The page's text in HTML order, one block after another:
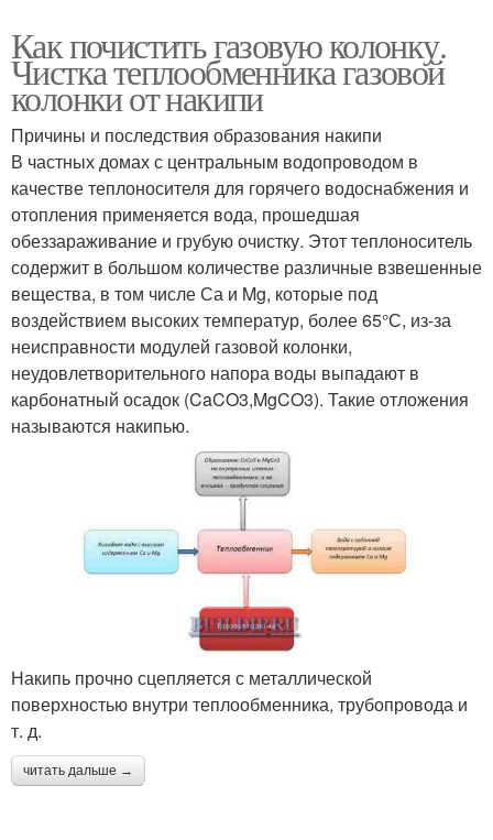
Как почистить газовую колонку.
Чистка теплообменника газовой
колонки от накипи
Причины и последствия образования накипи
В частных домах с центральным водопроводом в
качестве теплоносителя для горячего водоснабжения и
отопления применяется вода, прошедшая
обеззараживание и грубую очистку. Этот теплоноситель
содержит в большом количестве различные взвешенные
вещества, в том числе Са и Mg, которые под
воздействием высоких температур, более 65°С, из-за
неисправности модулей газовой колонки,
неудовлетворительного напора воды выпадают в
карбонатный осадок (CaCO3,MgCO3). Такие отложения
называются накипью.
Накипь прочно сцепляется с металлической
поверхностью внутри теплообменника, трубопровода и
т. д.
читать дальше →